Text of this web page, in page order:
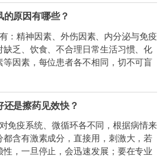
的原因有哪些？
：精神因素、外伤因素、内分泌与免疫
乏、饮食、不合理日常生活习惯、化
因素，每位患者各不相同，切不可盲
是擦药见效快？
免疫系统、微循环各不同，根据病情来
都含有激素成分，直接用，刺激大，若
，一旦停止，会迅速发展；要在专业